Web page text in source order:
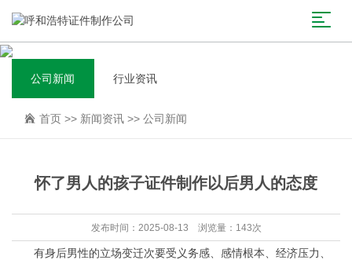
公司新闻 行业资讯
首页 >> 新闻资讯 >> 公司新闻
怀了男人的孩子证件制作以后男人的态度
发布时间：2025-08-13 浏览量：143次
有身后男性的立场变迁次要受义务感、感情根本、经济压力、